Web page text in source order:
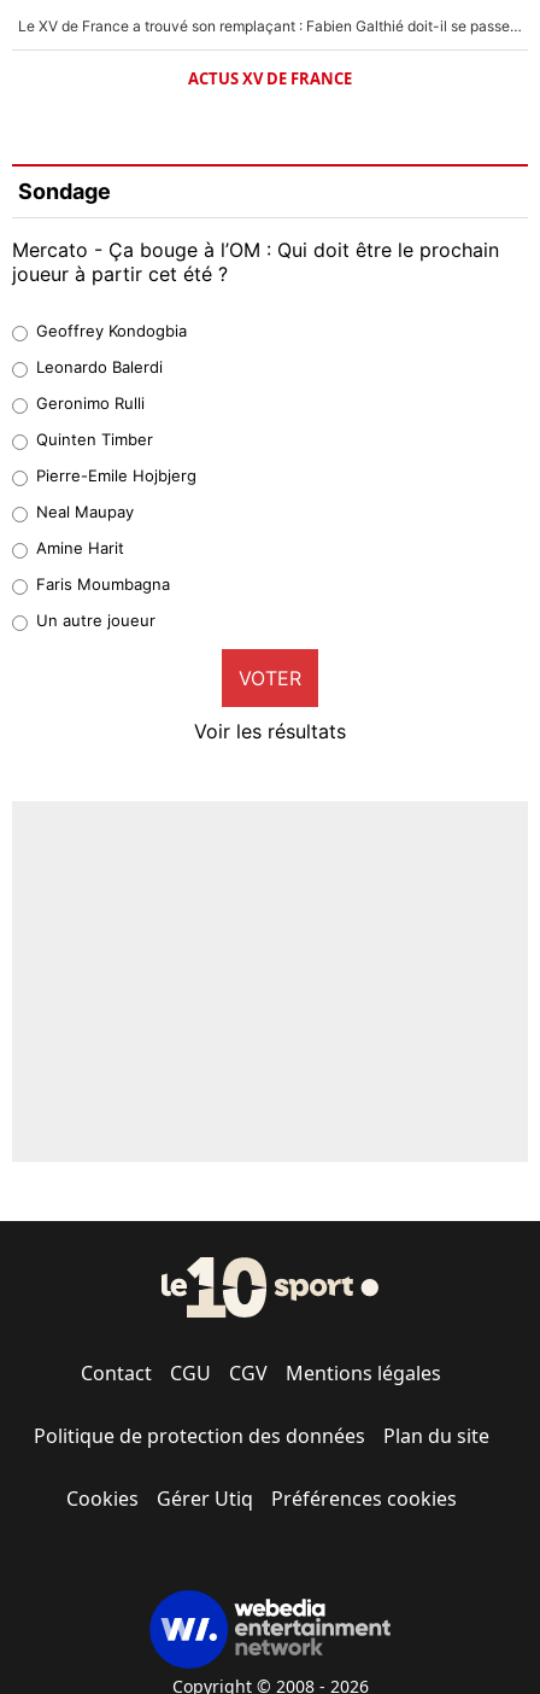
Le XV de France a trouvé son remplaçant : Fabien Galthié doit-il se passer d'Antoine Dupont ?
ACTUS XV DE FRANCE
Sondage
Mercato - Ça bouge à l’OM : Qui doit être le prochain
joueur à partir cet été ?
38%
32%
5%
1%
9%
Geoffrey Kondogbia
Leonardo Balerdi
Geronimo Rulli
Quinten Timber
Pierre-Emile Hojbjerg
Neal Maupay
Amine Harit
Faris Moumbagna
Un autre joueur
VOTER
Voir les résultats
Contact CGU CGV Mentions légales
Politique de protection des données Plan du site
Cookies Gérer Utiq Préférences cookies
Copyright © 2008 - 2026